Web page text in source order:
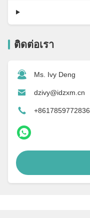
ติดต่อเรา
Ms. Ivy Deng
dzivy@idzxm.cn
+8617859772836